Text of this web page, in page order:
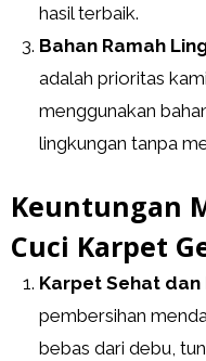
hasil terbaik.
Bahan Ramah
adalah prioritas
menggunakan
lingkungan tanpa
Keuntungan
Cuci Karpet
Karpet Sehat dan
pembersihan
bebas dari debu,